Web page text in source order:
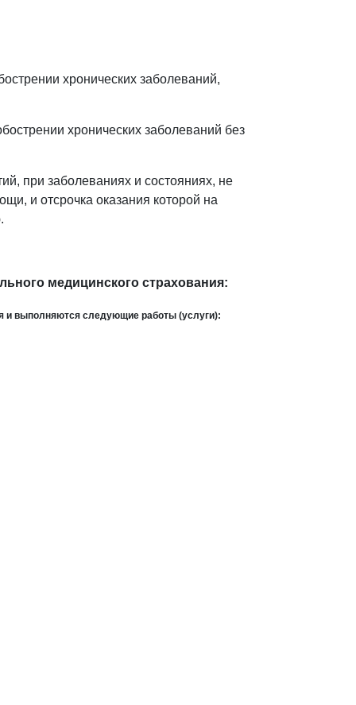
хронических заболеваний,
хронических заболеваний без
при заболеваниях и состояниях, не
и отсрочка оказания которой на
медицинского страхования:
и выполняются следующие работы (услуги):